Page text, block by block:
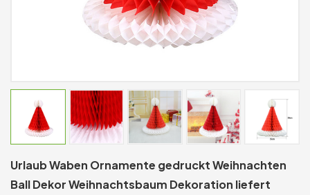
Urlaub Waben Ornamente gedruckt Weihnachten
Ball Dekor Weihnachtsbaum Dekoration liefert